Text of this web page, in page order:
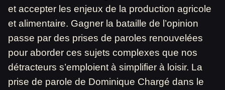
et accepter les enjeux de la production agricole
et alimentaire. Gagner la bataille de l’opinion
passe par des prises de paroles renouvelées
pour aborder ces sujets complexes que nos
détracteurs s’emploient à simplifier à loisir. La
prise de parole de Dominique Chargé dans le